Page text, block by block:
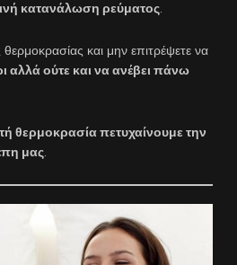
κατανάλωση ρεύματος.
θερμοκρασίας και μην επιτρέψετε να
αλλά ούτε και να ανέβει πάνω
θερμοκρασία πετυχαίνουμε την
μας.